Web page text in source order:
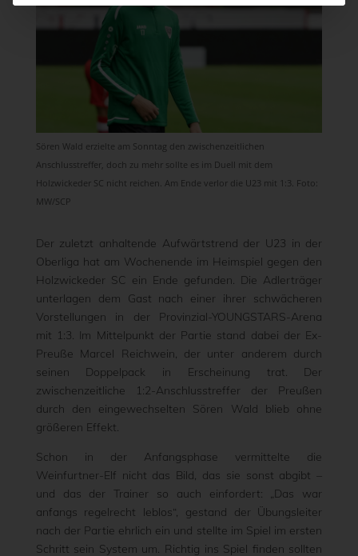
Sören Wald erzielte am Sonntag den zwischenzeitlichen
Anschlusstreffer, doch zu mehr sollte es im Duell mit dem
Holzwickeder SC nicht reichen. Am Ende verlor die U23 mit 1:3. Foto:
MW/SCP
Der zuletzt anhaltende Aufwärtstrend der U23 in der
Oberliga hat am Wochenende im Heimspiel gegen den
Holzwickeder SC ein Ende gefunden. Die Adlerträger
unterlagen dem Gast nach einer ihrer schwächeren
Vorstellungen in der Provinzial-YOUNGSTARS-Arena
mit 1:3. Im Mittelpunkt der Partie stand dabei der Ex-
Preuße Marcel Reichwein, der unter anderem durch
seinen Doppelpack in Erscheinung trat. Der
zwischenzeitliche 1:2-Anschlusstreffer der Preußen
durch den eingewechselten Sören Wald blieb ohne
größeren Effekt.
Schon in der Anfangsphase vermittelte die
Weinfurtner-Elf nicht das Bild, das sie sonst abgibt –
und das der Trainer so auch einfordert: „Das war
anfangs regelrecht leblos“, gestand der Übungsleiter
nach der Partie ehrlich ein und stellte im Spiel im ersten
Schritt sein System um. Richtig ins Spiel finden sollten